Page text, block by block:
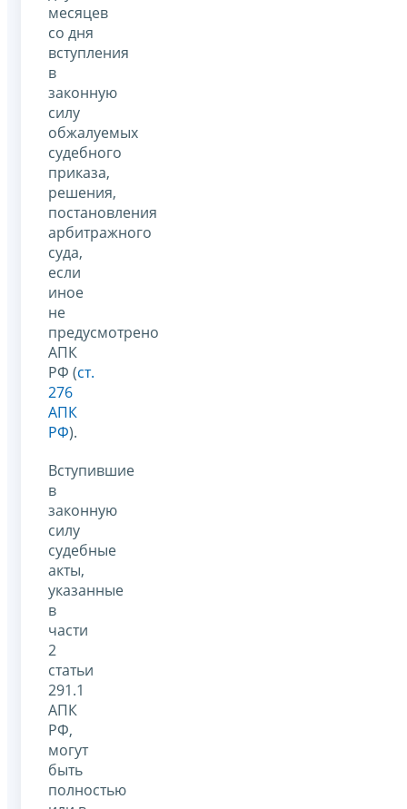
месяцев
со дня
вступления
в
законную
силу
обжалуемых
судебного
приказа,
решения,
постановления
арбитражного
суда,
если
иное
не
предусмотрено
АПК
РФ (ст.
276
АПК
РФ).
Вступившие
в
законную
силу
судебные
акты,
указанные
в
части
2
статьи
291.1
АПК
РФ,
могут
быть
полностью